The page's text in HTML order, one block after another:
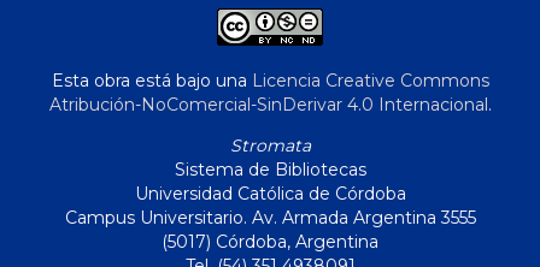
Esta obra está bajo una Licencia Creative Commons
Atribución-NoComercial-SinDerivar 4.0 Internacional.
Stromata
Sistema de Bibliotecas
Universidad Católica de Córdoba
Campus Universitario. Av. Armada Argentina 3555
(5017) Córdoba, Argentina